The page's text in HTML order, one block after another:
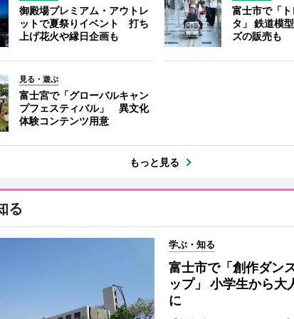
御殿場プレミアム・アウトレ
ットで夏祭りイベント 打ち
上げ花火や縁日企画も
富士市で「
タ」 鉄道模
ズの販売も
見る・遊ぶ
富士宮で「グローバルキャン
プフェスティバル」 異文化
体験コンテンツ用意
もっと見る
る
学ぶ・知る
富士市で「創作ダン
ップ」 小学生から大
に